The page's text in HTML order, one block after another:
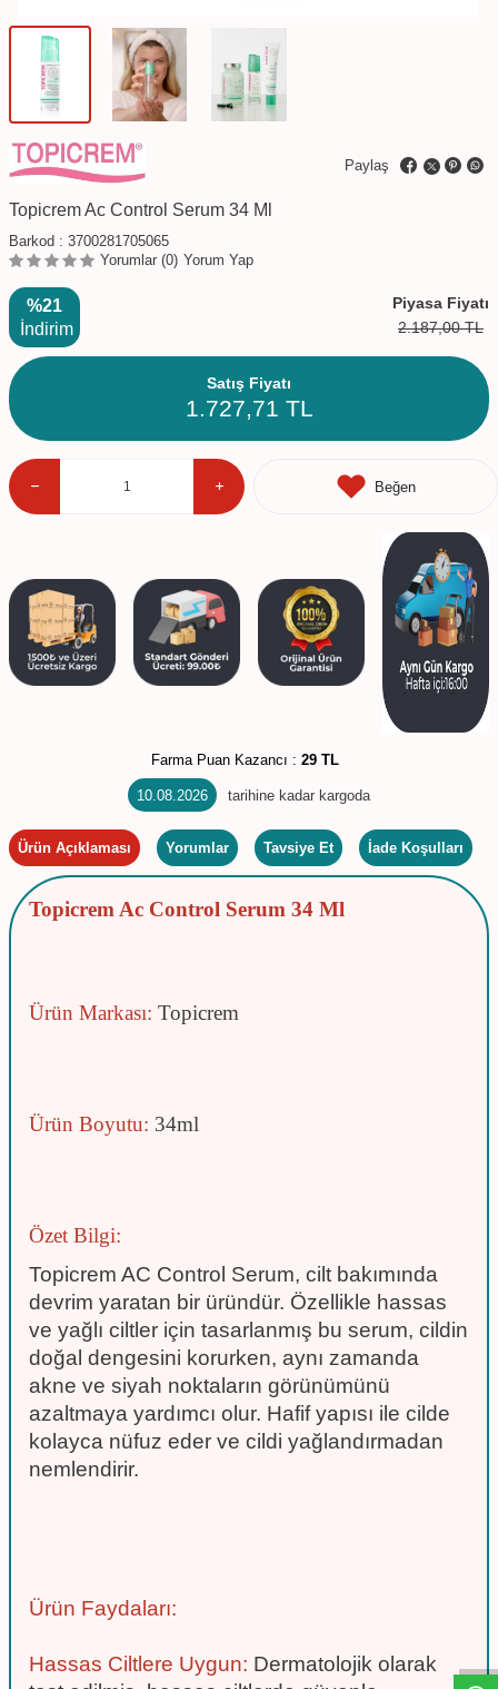
Paylaş
Topicrem Ac Control Serum 34 Ml
Barkod : 3700281705065
Yorumlar (0) Yorum Yap
%21
İndirim
Piyasa Fiyatı
2.187,00TL
Satış Fiyatı
1.727,71 TL
Beğen
Farma Puan Kazancı : 29 TL
10.08.2026 tarihine kadar kargoda
Ürün Açıklaması Yorumlar Tavsiye Et İade Koşulları
Topicrem Ac Control Serum 34 Ml
Ürün Markası: Topicrem
Ürün Boyutu: 34ml
Özet Bilgi:
Topicrem AC Control Serum, cilt bakımında
devrim yaratan bir üründür. Özellikle hassas
ve yağlı ciltler için tasarlanmış bu serum, cildin
doğal dengesini korurken, aynı zamanda
akne ve siyah noktaların görünümünü
azaltmaya yardımcı olur. Hafif yapısı ile cilde
kolayca nüfuz eder ve cildi yağlandırmadan
nemlendirir.
Ürün Faydaları:
Hassas Ciltlere Uygun: Dermatolojik olarak